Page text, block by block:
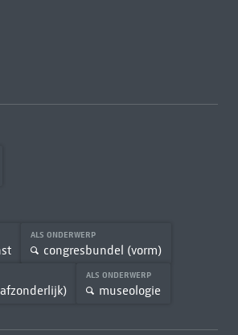
ALS ONDERWERP
congresbundel (vorm)
ALS ONDERWERP
museologie